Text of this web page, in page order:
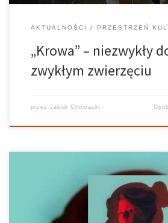
AKTUALNOŚCI PRZESTRZEŃ
„Krowa” – niezwykły
zwykłym zwierzęciu
przez Jakub Chojnacki
Selah Sue powraca po siedmiu latach